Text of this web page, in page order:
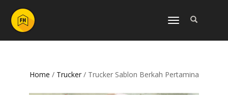
NAVIGASI
Home / Trucker/ Trucker Sablon Berkah Pertamina